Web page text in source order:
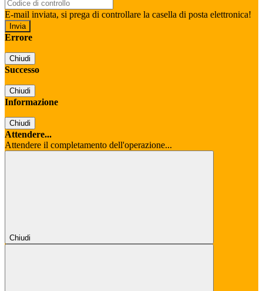
E-mail inviata, si prega di controllare la casella di posta elettronica!
Errore
Chiudi
Successo
Chiudi
Informazione
Chiudi
Attendere...
Attendere il completamento dell'operazione...
Chiudi